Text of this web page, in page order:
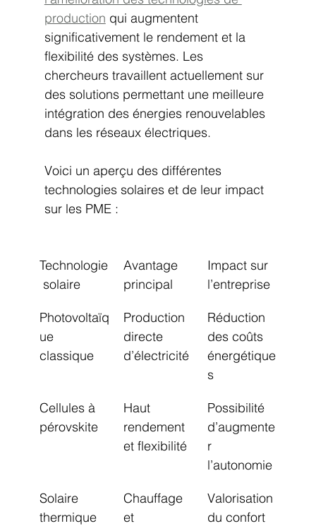
production qui augmentent
significativement le rendement et la
flexibilité des systèmes. Les
chercheurs travaillent actuellement sur
des solutions permettant une meilleure
intégration des énergies renouvelables
dans les réseaux électriques.
Voici un aperçu des différentes
technologies solaires et de leur impact
sur les PME :
Technologie
solaire
Avantage
principal
Impact sur
l’entreprise
Photovoltaïq
ue
classique
Production
directe
d’électricité
Réduction
des coûts
énergétique
s
Cellules à
pérovskite
Haut
rendement
et flexibilité
Possibilité
d’augmente
r
l’autonomie
Solaire
thermique
Chauffage
et
Valorisation
du confort